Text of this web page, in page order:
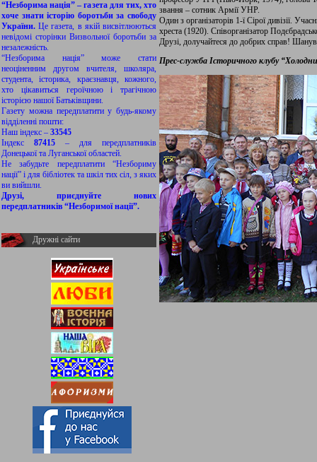
“Незборима нація” – газета для тих, хто
хоче знати історію боротьби за свободу
України.Це газета, в якій висвітлюються
невідомі сторінки Визвольної боротьби за
незалежність.
“Незборима нація” може стати
неоціненним другом вчителя, школяра,
студента, історика, краєзнавця, кожного,
хто цікавиться героїчною і трагічною
історією нашої Батьківщини.
Газету можна передплатити у будь-якому
відділенні пошти:
Наш індекс – 33545
Індекс 87415 – для передплатників
Донецької та Луганської областей.
Не забудьте передплатити “Незбориму
нації” і для бібліотек та шкіл тих сіл, з яких
ви вийшли.
Друзі, приєднуйте нових
передплатників “Незборимої нації”.
Дружні сайти
звання – сотник Армії УНР.
Один з організаторів 1-ї Сірої дивізії.
хреста (1920). Співорганізатор
Друзі, долучайтеся до добрих справ!
Прес-служба Історичного клубу